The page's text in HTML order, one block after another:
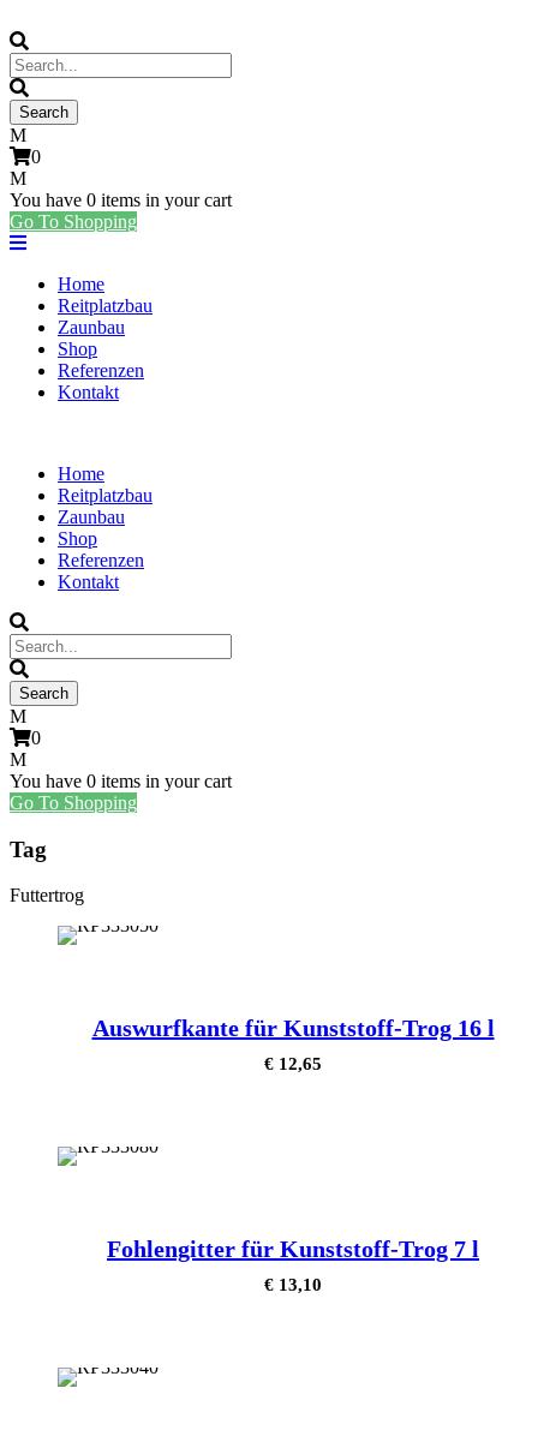
0
You have 0 items in your cart
Go To Shopping
Home
Reitplatzbau
Zaunbau
Shop
Referenzen
Kontakt
Home
Reitplatzbau
Zaunbau
Shop
Referenzen
Kontakt
0
You have 0 items in your cart
Go To Shopping
Tag
Futtertrog
Auswurfkante für Kunststoff-Trog 16 l
€ 12,65
Fohlengitter für Kunststoff-Trog 7 l
€ 13,10